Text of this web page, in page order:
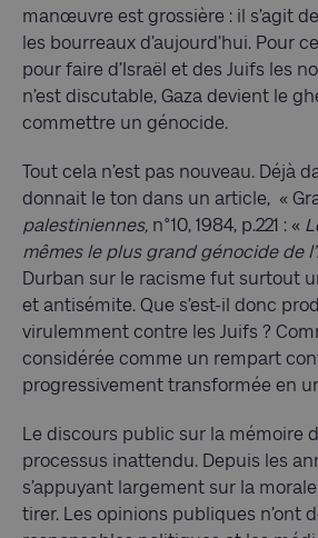
manœuvre est grossière : il s’agit
les bourreaux d’aujourd’hui. Pour
pour faire d’Israël et des Juifs les
n’est discutable, Gaza devient le
commettre un génocide.
Tout cela n’est pas nouveau. Déjà
donnait le ton dans un article, «
palestiniennes, n°10, 1984, p.221 : «
mêmes le plus grand génocide de
Durban sur le racisme fut surtout
et antisémite. Que s’est-il donc
virulemment contre les Juifs ?
considérée comme un rempart
progressivement transformée en
Le discours public sur la mémoire
processus inattendu. Depuis les
s’appuyant largement sur la
tirer. Les opinions publiques n’ont